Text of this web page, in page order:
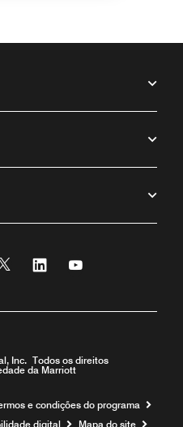
Twitter Linkedin
Inc. Todos os direitos
da Marriott
e condições do programa
digital Mapa do site